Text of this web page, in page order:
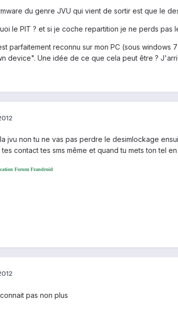
du genre JVU qui vient de sortir est que le
le PIT ? et si je coche repartition je ne perds pas
parfaitement reconnu sur mon PC (sous
device". Une idée de ce que cela peut être ?
jvu non tu ne vas pas perdre le desimlockage
contact tes sms même et quand tu mets ton tel
Forum Frandroid
pas non plus